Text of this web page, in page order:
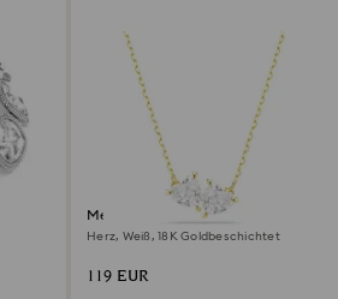
Mesmera Halskette
Herz, Weiß, 18K Goldbeschichtet
119 EUR